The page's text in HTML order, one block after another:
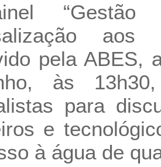
aos
pela ABES,
às
para
e
à água de